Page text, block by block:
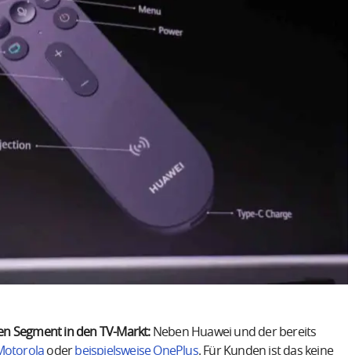
Segment in den TV-Markt:Neben Huawei und der bereits
oder beispielsweise OnePlus. Für Kunden ist das keine